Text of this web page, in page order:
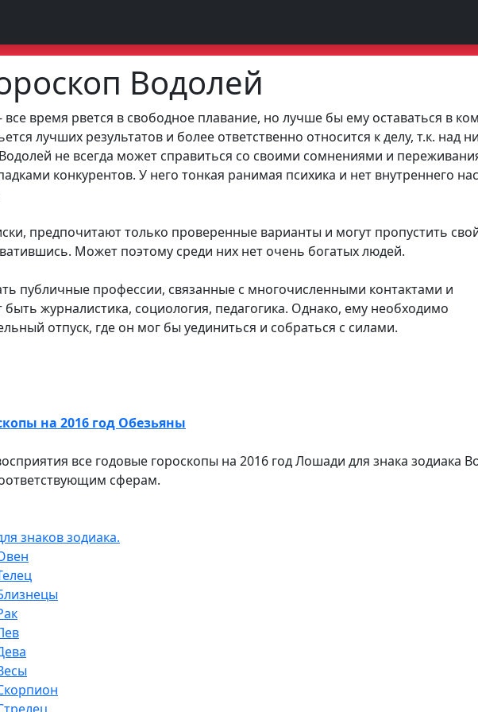
Водолей
время рвется в свободное плавание, но лучше бы ему оставаться в
лучших результатов и более ответственно относится к делу, т.к. над
не всегда может справиться со своими сомнениями и
конкурентов. У него тонкая ранимая психика и нет внутреннего
предпочитают только проверенные варианты и могут пропустить
Может поэтому среди них нет очень богатых людей.
публичные профессии, связанные с многочисленными контактами и
журналистика, социология, педагогика. Однако, ему необходимо
отпуск, где он мог бы уединиться и собраться с силами.
на 2016 год Обезьяны
все годовые гороскопы на 2016 год Лошади для знака зодиака
сферам.
знаков зодиака.